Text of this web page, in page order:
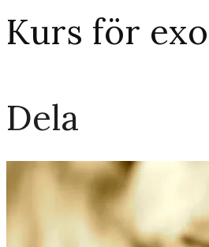
Kurs för
Dela